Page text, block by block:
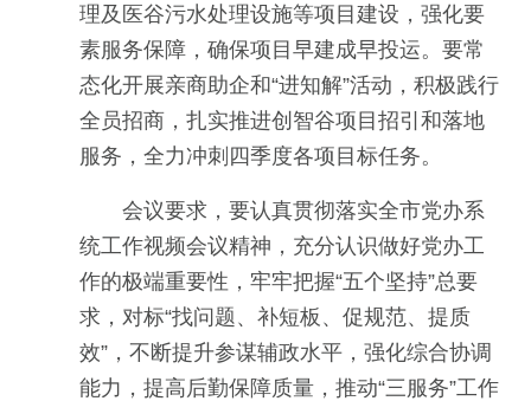
理及医谷污水处理设施等项目建设，强化要
素服务保障，确保项目早建成早投运。要常
态化开展亲商助企和“进知解”活动，积极践行
全员招商，扎实推进创智谷项目招引和落地
服务，全力冲刺四季度各项目标任务。
会议要求，要认真贯彻落实全市党办系
统工作视频会议精神，充分认识做好党办工
作的极端重要性，牢牢把握“五个坚持”总要
求，对标“找问题、补短板、促规范、提质
效”，不断提升参谋辅政水平，强化综合协调
能力，提高后勤保障质量，推动“三服务”工作